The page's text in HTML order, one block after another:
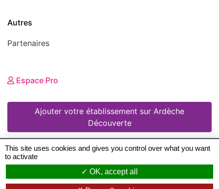
Autres
Partenaires
Espace Pro
Ajouter votre établissement sur Ardèche
Découverte
© 2008 - 2026 Ardèche Découverte •
légales•Conditions Générales d'Utilisation•
This site uses cookies and gives you control over what you want
to activate
OK, accept all